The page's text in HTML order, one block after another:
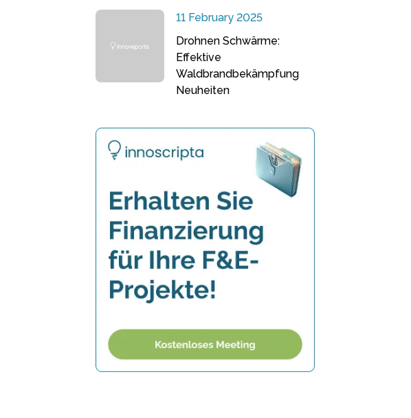
11 February 2025
Drohnen Schwärme:
Effektive
Waldbrandbekämpfung
Neuheiten